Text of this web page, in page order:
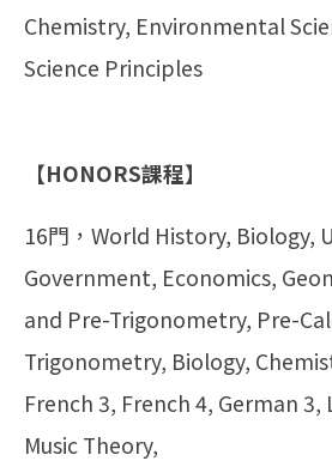
Chemistry, Environmental
Science Principles
【HONORS課程】
16門，World History, Biology,
Government, Economics,
and Pre-Trigonometry, Pre-
Trigonometry, Biology,
French 3, French 4, German 3,
Music Theory,